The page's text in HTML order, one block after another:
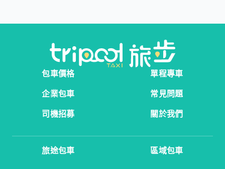
包車價格
單程專車
企業包車
常見問題
司機招募
關於我們
旅途包車 區域包車